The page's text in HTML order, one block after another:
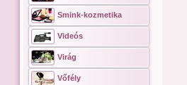
Smink-kozmetika
Videós
Virág
Vőfély